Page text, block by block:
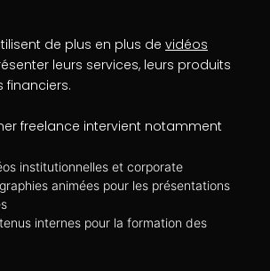
de plus en plus de vidéos
leurs services, leurs produits
financiers.
freelance intervient notamment
institutionnelles et corporate
animées pour les présentations
internes pour la formation des